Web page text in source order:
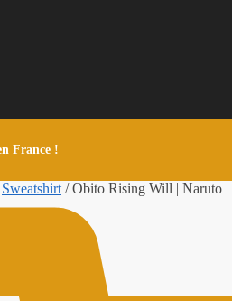
France !
Sweatshirt /Obito Rising Will | Naruto |